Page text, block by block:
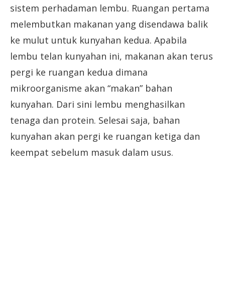
sistem perhadaman lembu. Ruangan pertama
melembutkan makanan yang disendawa balik
ke mulut untuk kunyahan kedua. Apabila
lembu telan kunyahan ini, makanan akan terus
pergi ke ruangan kedua dimana
mikroorganisme akan “makan” bahan
kunyahan. Dari sini lembu menghasilkan
tenaga dan protein. Selesai saja, bahan
kunyahan akan pergi ke ruangan ketiga dan
keempat sebelum masuk dalam usus.